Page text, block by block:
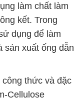
làm chất làm
kết. Trong
dụng để làm
sản xuất ống dẫn
thức và đặc
Cellulose